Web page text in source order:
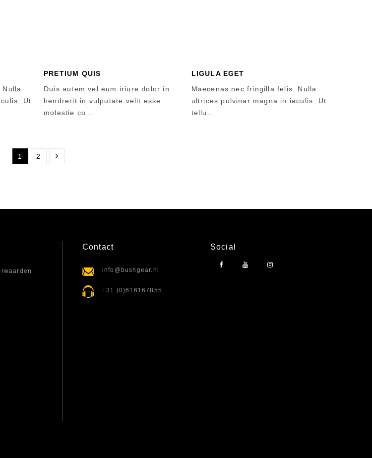
Ut
PRETIUM QUIS
Duis autem vel eum iriure dolor in
hendrerit in vulputate velit esse
molestie co…
LIGULA EGET
Maecenas nec fringilla felis. Nulla
ultrices pulvinar magna in iaculis. Ut
tellu…
1 2
Contact
info@bushgear.nl
+31 (0)616167855
Social